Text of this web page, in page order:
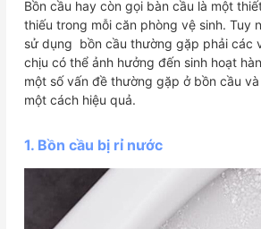
Bồn cầu hay còn gọi bàn cầu là một
thiếu trong mỗi căn phòng vệ sinh. Tuy
sử dụng bồn cầu thường gặp phải các
chịu có thể ảnh hưởng đến sinh hoạt
một số vấn đề thường gặp ở bồn cầu
một cách hiệu quả.
1. Bồn cầu bị rỉ nước